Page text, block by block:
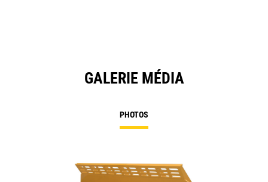
GALERIE MÉDIA
PHOTOS